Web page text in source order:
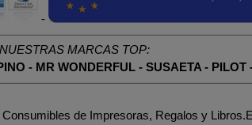
-
NUESTRAS MARCAS TOP:
- MR WONDERFUL- SUSAETA- PILOT
de Impresoras, Regalos y